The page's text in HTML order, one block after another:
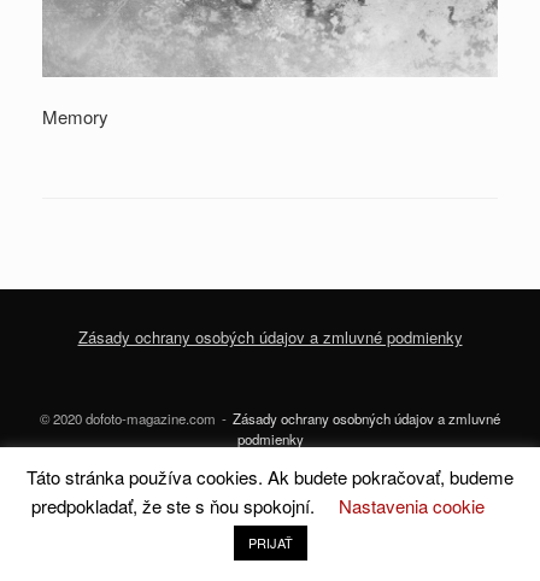
Memory
Zásady ochrany osobých údajov a zmluvné podmienky
© 2020 dofoto-magazine.com
Zásady ochrany osobných údajov a zmluvné
podmienky
ASiteOriginTheme
Táto stránka používa cookies. Ak budete pokračovať, budeme
predpokladať, že ste s ňou spokojní.
Nastavenia cookie
PRIJAŤ